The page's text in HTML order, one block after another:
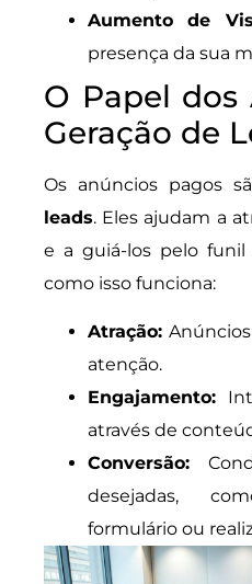
Aumento de
presença da sua
O Papel dos
Geração de
Os anúncios pagos
leads. Eles ajudam a
e a guiá-los pelo funil
como isso funciona:
Atração:
atenção.
Engajamento:
através de
Conversão:
desejadas,
formulário ou